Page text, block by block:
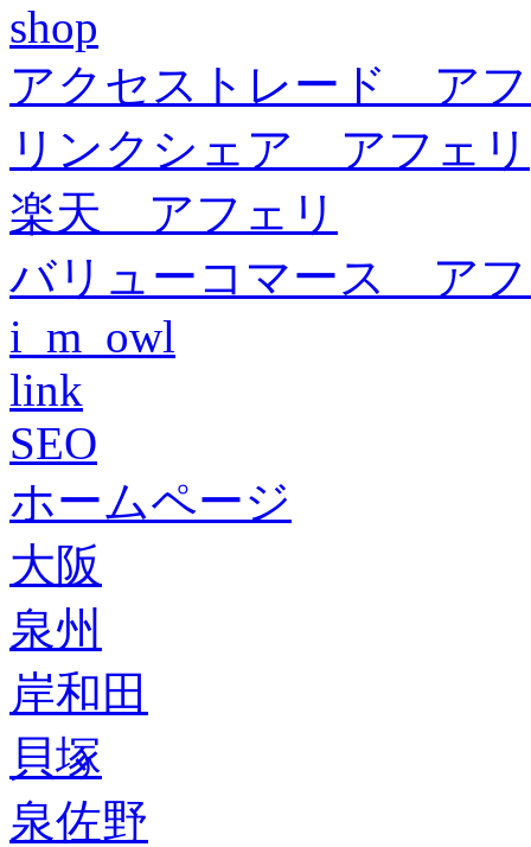
shop
アクセストレード ア
リンクシェア アフェリ
楽天 アフェリ
バリューコマース ア
i_m_owl
link
SEO
ホームページ
大阪
泉州
岸和田
貝塚
泉佐野